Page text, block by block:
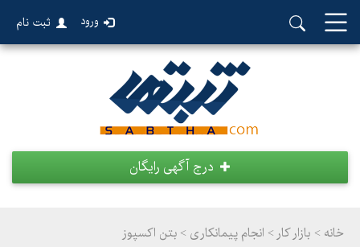
ورود ثبت نام
درج آگهی رایگان
خانه > بازار کار > انجام پیمانکاری > بتن اکسپوز